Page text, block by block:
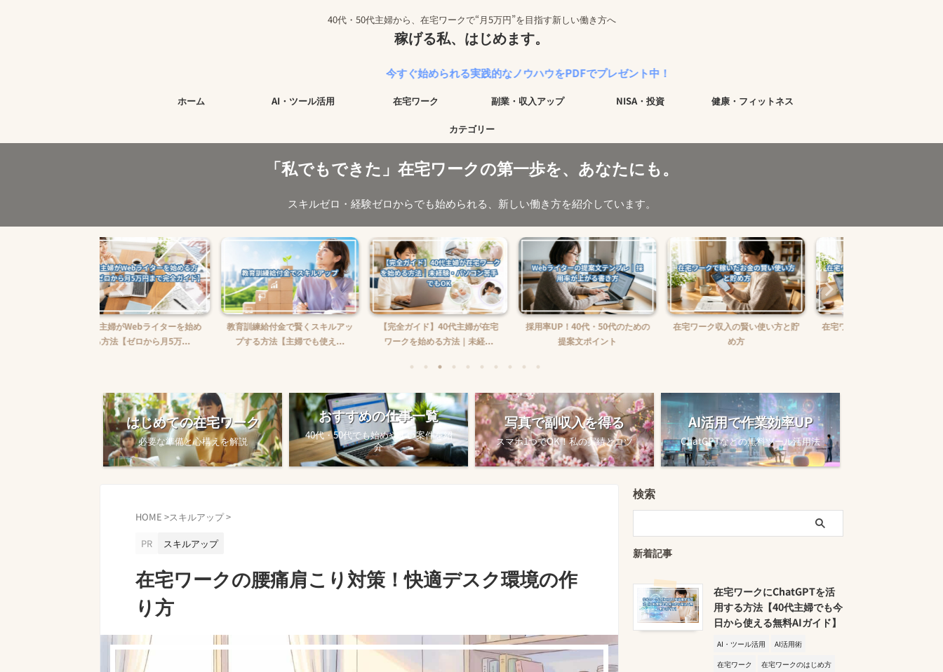
40代・50代主婦から、在宅ワークで“月5万円”を目指す新しい働き方へ
稼げる私、はじめます。
今すぐ始められる実践的なノウハウをPDFでプレゼント中！
ホーム AI・ツール活用 在宅ワーク 副業・収入アップ NISA・投資 健康・フィットネス
カテゴリー
「私でもできた」在宅ワークの第一歩を、あなたにも。
スキルゼロ・経験ゼロからでも始められる、新しい働き方を紹介しています。
教育訓練給付金で賢くスキルアッ
プする方法【主婦でも使え...
【完全ガイド】40代主婦が在宅
ワークを始める方法｜未経...
採用率UP！40代・50代のための
提案文ポイント
在宅ワーク収入の賢い使い方と貯
め方
在宅ワークで報酬未払いに困った
はじめての在宅ワーク
必要な準備と心構えを解説
おすすめの仕事一覧
40代・50代でも始めやすい案件を紹
介
写真で副収入を得る
スマホ1つでOK！私の実績とコツ
AI活用で作業効率UP
ChatGPTなどの無料ツール活用法
HOME >スキルアップ>
PR
スキルアップ
在宅ワークの腰痛肩こり対策！快適デスク環境の作
り方
検索
新着記事
在宅ワークにChatGPTを活
用する方法【40代主婦でも今
日から使える無料AIガイド】
AI・ツール活用
AI活用術
在宅ワーク
在宅ワークのはじめ方